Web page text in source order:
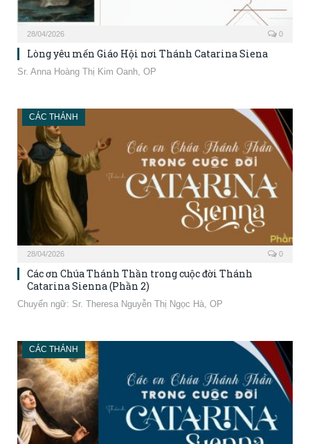
28/04/2026 0
Lòng yêu mến Giáo Hội nơi Thánh Catarina Siena
Sr. Anna Hoàng Thị Kim Oanh, OP
CÁC THÁNH
28/04/2026 0
Các ơn Chúa Thánh Thần trong cuộc đời Thánh
Catarina Sienna (Phần 2)
Chuyển ngữ: Sr. Theresa Nguyễn Thị Ngọc Hà, OP
CÁC THÁNH